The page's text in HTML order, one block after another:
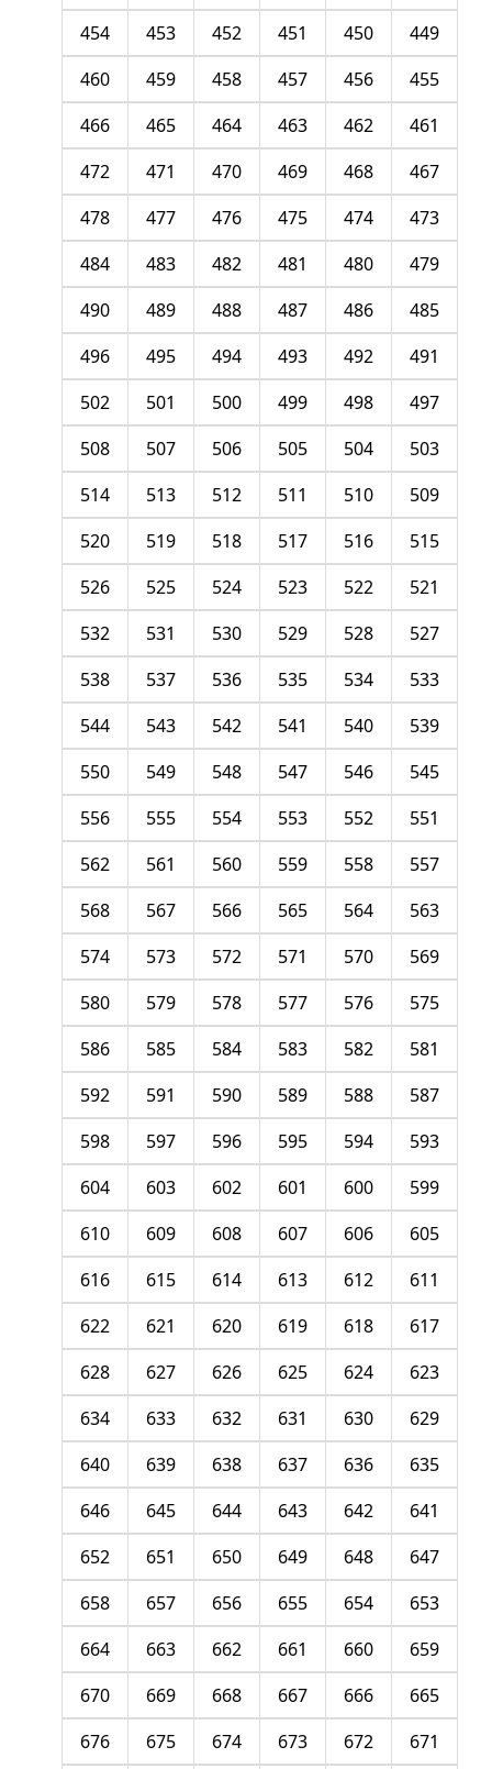
449
450
451
452
453
454
455
456
457
458
459
460
461
462
463
464
465
466
467
468
469
470
471
472
473
474
475
476
477
478
479
480
481
482
483
484
485
486
487
488
489
490
491
492
493
494
495
496
497
498
499
500
501
502
503
504
505
506
507
508
509
510
511
512
513
514
515
516
517
518
519
520
521
522
523
524
525
526
527
528
529
530
531
532
533
534
535
536
537
538
539
540
541
542
543
544
545
546
547
548
549
550
551
552
553
554
555
556
557
558
559
560
561
562
563
564
565
566
567
568
569
570
571
572
573
574
575
576
577
578
579
580
581
582
583
584
585
586
587
588
589
590
591
592
593
594
595
596
597
598
599
600
601
602
603
604
605
606
607
608
609
610
611
612
613
614
615
616
617
618
619
620
621
622
623
624
625
626
627
628
629
630
631
632
633
634
635
636
637
638
639
640
641
642
643
644
645
646
647
648
649
650
651
652
653
654
655
656
657
658
659
660
661
662
663
664
665
666
667
668
669
670
671
672
673
674
675
676